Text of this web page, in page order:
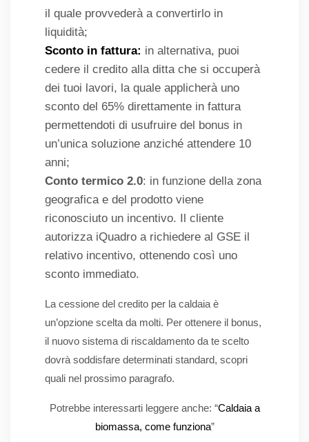
il quale provvederà a convertirlo in
liquidità;
Sconto in fattura: in alternativa, puoi
cedere il credito alla ditta che si occuperà
dei tuoi lavori, la quale applicherà uno
sconto del 65% direttamente in fattura
permettendoti di usufruire del bonus in
un’unica soluzione anziché attendere 10
anni;
Conto termico 2.0: in funzione della zona
geografica e del prodotto viene
riconosciuto un incentivo. Il cliente
autorizza iQuadro a richiedere al GSE il
relativo incentivo, ottenendo così uno
sconto immediato.
La cessione del credito per la caldaia è
un’opzione scelta da molti. Per ottenere il bonus,
il nuovo sistema di riscaldamento da te scelto
dovrà soddisfare determinati standard, scopri
quali nel prossimo paragrafo.
Potrebbe interessarti leggere anche: “Caldaia a
biomassa, come funziona”